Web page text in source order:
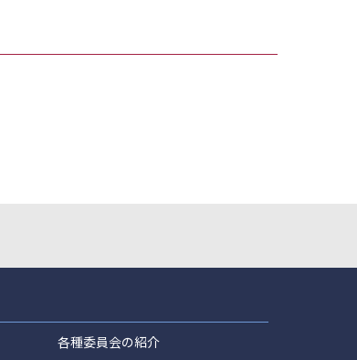
各種委員会の紹介